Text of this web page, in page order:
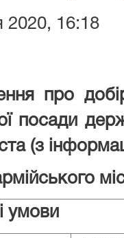
2020, 16:18
про
посади
(з
умови